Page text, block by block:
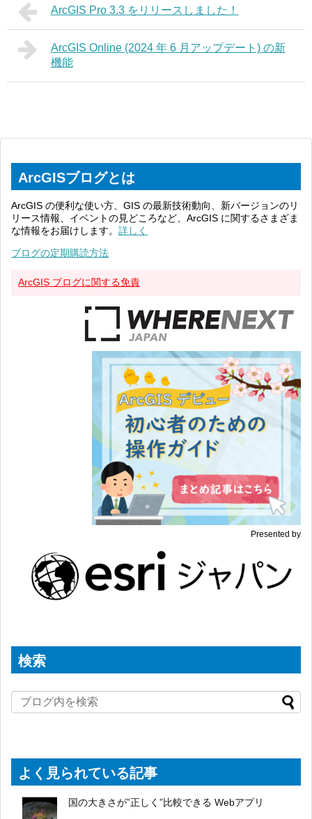
ArcGIS Pro 3.3 をリリースしました！
ArcGIS Online (2024 年 6 月アップデート) の新
機能
ArcGISブログとは
ArcGIS の便利な使い方、GIS の最新技術動向、新バージョンのリ
リース情報、イベントの見どころなど、ArcGIS に関するさまざま
な情報をお届けします。 詳しく
ブログの定期購読方法
ArcGIS ブログに関する免責
Presented by
検索
よく見られている記事
国の大きさが”正しく”比較できる Webアプリ